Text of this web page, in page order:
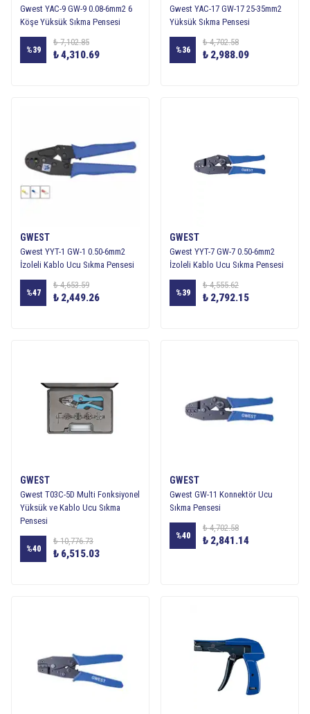
Gwest YAC-9 GW-9 0.08-6mm2 6
Köşe Yüksük Sıkma Pensesi
%39
₺ 7,102.85
₺ 4,310.69
Gwest YAC-17 GW-17 25-35mm2
Yüksük Sıkma Pensesi
%36
₺ 4,702.58
₺ 2,988.09
GWEST
Gwest YYT-1 GW-1 0.50-6mm2
İzoleli Kablo Ucu Sıkma Pensesi
%47
₺ 4,653.59
₺ 2,449.26
GWEST
Gwest YYT-7 GW-7 0.50-6mm2
İzoleli Kablo Ucu Sıkma Pensesi
%39
₺ 4,555.62
₺ 2,792.15
GWEST
Gwest T03C-5D Multi Fonksiyonel
Yüksük ve Kablo Ucu Sıkma
Pensesi
%40
₺ 10,776.73
₺ 6,515.03
GWEST
Gwest GW-11 Konnektör Ucu
Sıkma Pensesi
%40
₺ 4,702.58
₺ 2,841.14